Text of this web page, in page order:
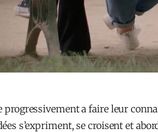
progressivement a faire leur
s’expriment, se croisent et